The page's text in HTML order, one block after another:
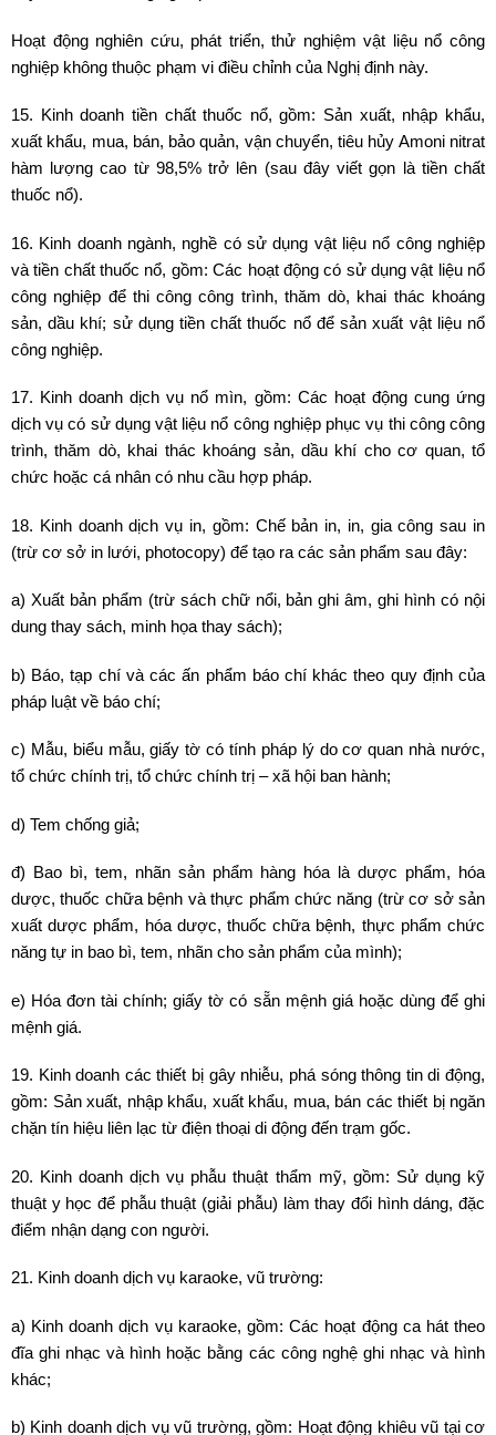
Hoạt động nghiên cứu, phát triển, thử nghiệm vật liệu nổ công
nghiệp không thuộc phạm vi điều chỉnh của Nghị định này.
15. Kinh doanh tiền chất thuốc nổ, gồm: Sản xuất, nhập khẩu,
xuất khẩu, mua, bán, bảo quản, vận chuyển, tiêu hủy Amoni nitrat
hàm lượng cao từ 98,5% trở lên (sau đây viết gọn là tiền chất
thuốc nổ).
16. Kinh doanh ngành, nghề có sử dụng vật liệu nổ công nghiệp
và tiền chất thuốc nổ, gồm: Các hoạt động có sử dụng vật liệu nổ
công nghiệp để thi công công trình, thăm dò, khai thác khoáng
sản, dầu khí; sử dụng tiền chất thuốc nổ để sản xuất vật liệu nổ
công nghiệp.
17. Kinh doanh dịch vụ nổ mìn, gồm: Các hoạt động cung ứng
dịch vụ có sử dụng vật liệu nổ công nghiệp phục vụ thi công công
trình, thăm dò, khai thác khoáng sản, dầu khí cho cơ quan, tổ
chức hoặc cá nhân có nhu cầu hợp pháp.
18. Kinh doanh dịch vụ in, gồm: Chế bản in, in, gia công sau in
(trừ cơ sở in lưới, photocopy) để tạo ra các sản phẩm sau đây:
a) Xuất bản phẩm (trừ sách chữ nổi, bản ghi âm, ghi hình có nội
dung thay sách, minh họa thay sách);
b) Báo, tạp chí và các ấn phẩm báo chí khác theo quy định của
pháp luật về báo chí;
c) Mẫu, biểu mẫu, giấy tờ có tính pháp lý do cơ quan nhà nước,
tổ chức chính trị, tổ chức chính trị – xã hội ban hành;
d) Tem chống giả;
đ) Bao bì, tem, nhãn sản phẩm hàng hóa là dược phẩm, hóa
dược, thuốc chữa bệnh và thực phẩm chức năng (trừ cơ sở sản
xuất dược phẩm, hóa dược, thuốc chữa bệnh, thực phẩm chức
năng tự in bao bì, tem, nhãn cho sản phẩm của mình);
e) Hóa đơn tài chính; giấy tờ có sẵn mệnh giá hoặc dùng để ghi
mệnh giá.
19. Kinh doanh các thiết bị gây nhiễu, phá sóng thông tin di động,
gồm: Sản xuất, nhập khẩu, xuất khẩu, mua, bán các thiết bị ngăn
chặn tín hiệu liên lạc từ điện thoại di động đến trạm gốc.
20. Kinh doanh dịch vụ phẫu thuật thẩm mỹ, gồm: Sử dụng kỹ
thuật y học để phẫu thuật (giải phẫu) làm thay đổi hình dáng, đặc
điểm nhận dạng con người.
21. Kinh doanh dịch vụ karaoke, vũ trường:
a) Kinh doanh dịch vụ karaoke, gồm: Các hoạt động ca hát theo
đĩa ghi nhạc và hình hoặc bằng các công nghệ ghi nhạc và hình
khác;
b) Kinh doanh dịch vụ vũ trường, gồm: Hoạt động khiêu vũ tại cơ